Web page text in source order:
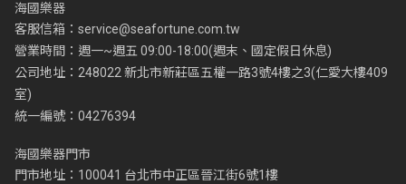
海國樂器
客服信箱： service@seafortune.com.tw
營業時間：週一~週五 09:00-18:00(週末、國定假日休息)
公司地址：248022 新北市新莊區五權一路3號4樓之3(仁愛大樓409
室)
統一編號：04276394
海國樂器門市
門市地址：100041 台北市中正區晉江街6號1樓